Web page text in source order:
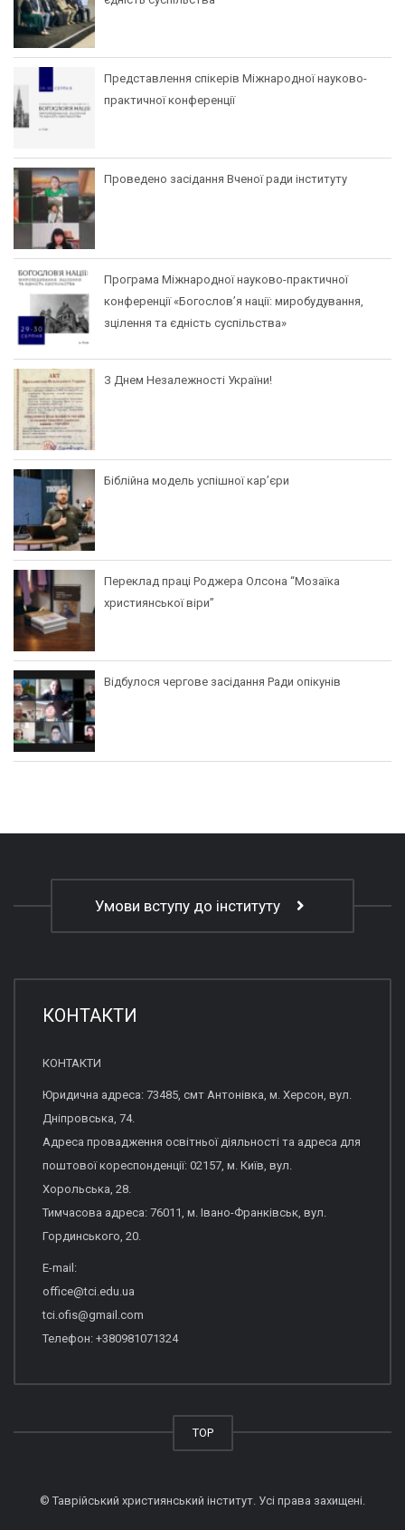
Представлення спікерів Міжнародної науково-
практичної конференції
Проведено засідання Вченої ради інституту
Програма Міжнародної науково-практичної
конференції «Богослов’я нації: миробудування,
зцілення та єдність суспільства»
З Днем Незалежності України!
Біблійна модель успішної кар’єри
Переклад праці Роджера Олсона “Мозаїка
християнської віри”
Відбулося чергове засідання Ради опікунів
Умови вступу до інституту
КОНТАКТИ
КОНТАКТИ
Юридична адреса: 73485, смт Антонівка, м. Херсон, вул.
Дніпровська, 74.
Адреса провадження освітньої діяльності та адреса для
поштової кореспонденції: 02157, м. Київ, вул.
Хорольська, 28.
Тимчасова адреса: 76011, м. Івано-Франківськ, вул.
Гординського, 20.
E-mail:
office@tci.edu.ua
tci.ofis@gmail.com
Телефон: +380981071324
TOP
© Таврійський християнський інститут. Усі права захищені.